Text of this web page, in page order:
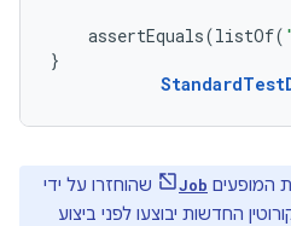
assertEquals(listOf(
}
המופעים Job
שהוחזרו על ידי
החדשות יבוצעו לפני ביצוע